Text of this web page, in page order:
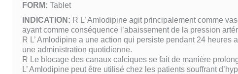
FORM: Tablet
INDICATION: R L’ Amlodipine agit principalement comme
ayant comme conséquence l’abaissement de la pression
R L’ Amlodipine a une action qui persiste pendant 24 heures
une administration quotidienne.
R Le blocage des canaux calciques se fait de manière
L’ Amlodipine peut être utilisé chez les patients souffrant